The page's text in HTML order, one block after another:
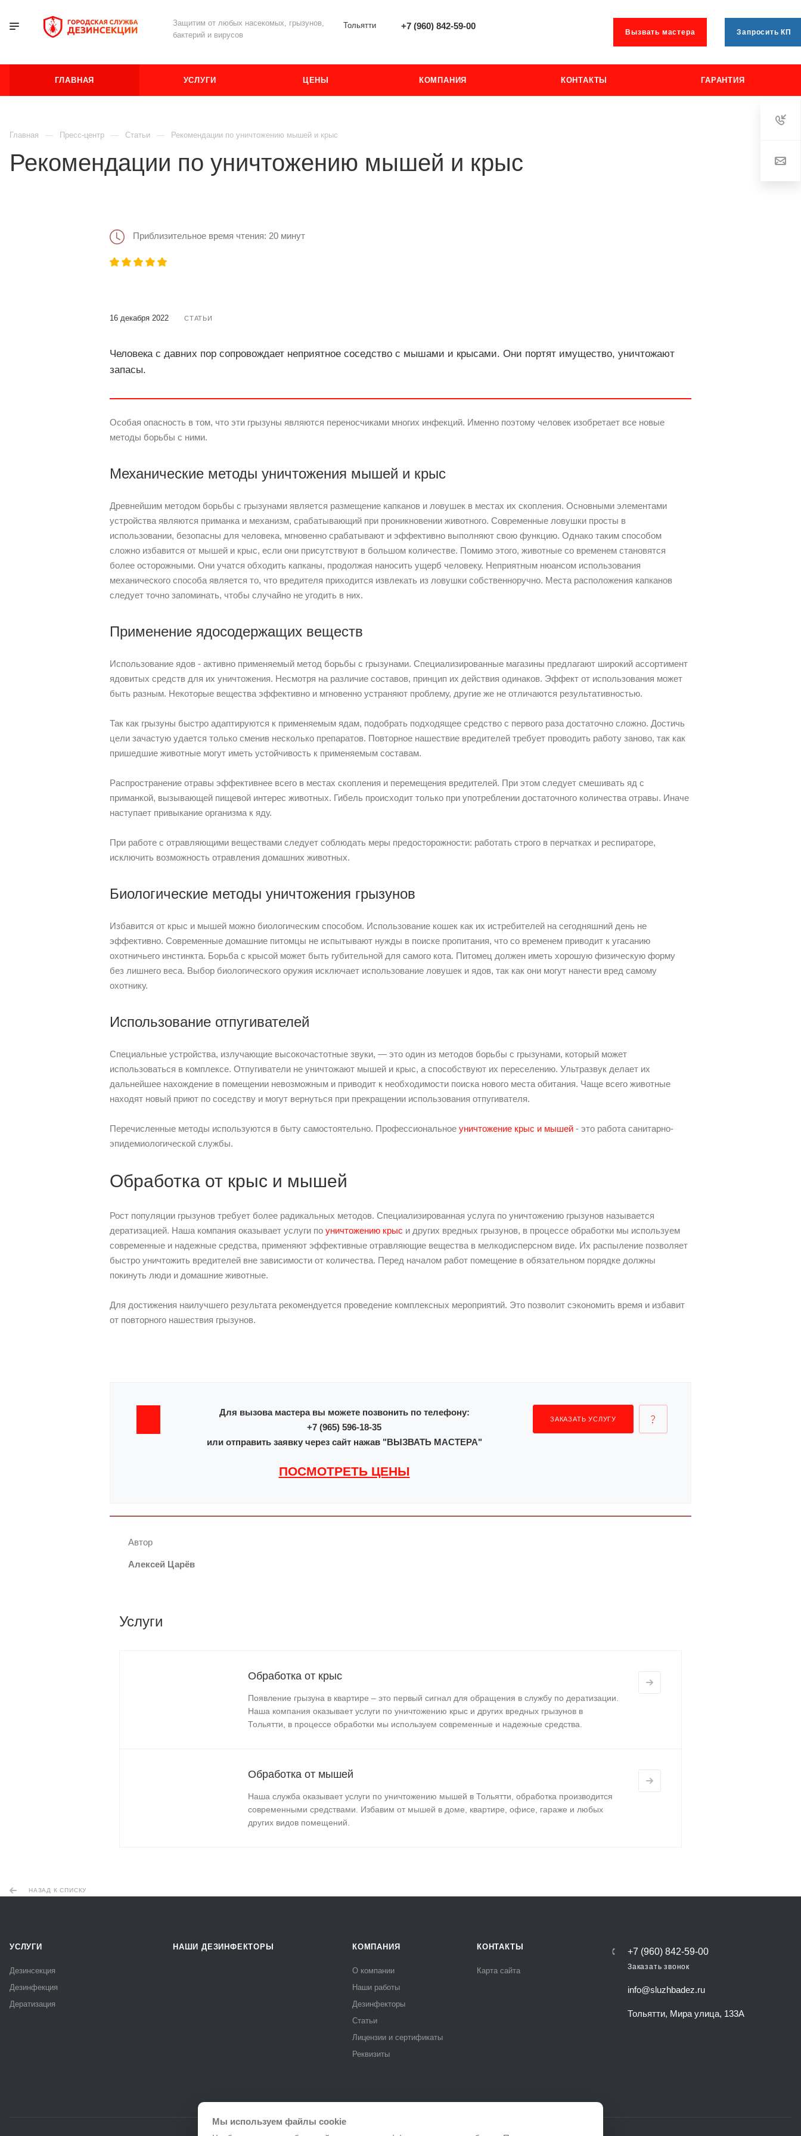
Защитим от любых насекомых, грызунов,
бактерий и вирусов
Тольятти +7 (960) 842-59-00
Вызвать мастера Запросить КП
ГЛАВНАЯ УСЛУГИ ЦЕНЫ КОМПАНИЯ КОНТАКТЫ ГАРАНТИЯ
Главная Пресс-центр Статьи Рекомендации по уничтожению мышей и крыс
Рекомендации по уничтожению мышей и крыс
Приблизительное время чтения: 20 минут
16 декабря 2022 СТАТЬИ
Человека с давних пор сопровождает неприятное соседство с мышами и крысами. Они портят имущество, уничтожают
запасы.
Особая опасность в том, что эти грызуны являются переносчиками многих инфекций. Именно поэтому человек изобретает все новые
методы борьбы с ними.
Механические методы уничтожения мышей и крыс
Древнейшим методом борьбы с грызунами является размещение капканов и ловушек в местах их скопления. Основными элементами
устройства являются приманка и механизм, срабатывающий при проникновении животного. Современные ловушки просты в
использовании, безопасны для человека, мгновенно срабатывают и эффективно выполняют свою функцию. Однако таким способом
сложно избавится от мышей и крыс, если они присутствуют в большом количестве. Помимо этого, животные со временем становятся
более осторожными. Они учатся обходить капканы, продолжая наносить ущерб человеку. Неприятным нюансом использования
механического способа является то, что вредителя приходится извлекать из ловушки собственноручно. Места расположения капканов
следует точно запоминать, чтобы случайно не угодить в них.
Применение ядосодержащих веществ
Использование ядов - активно применяемый метод борьбы с грызунами. Специализированные магазины предлагают широкий ассортимент
ядовитых средств для их уничтожения. Несмотря на различие составов, принцип их действия одинаков. Эффект от использования может
быть разным. Некоторые вещества эффективно и мгновенно устраняют проблему, другие же не отличаются результативностью.
Так как грызуны быстро адаптируются к применяемым ядам, подобрать подходящее средство с первого раза достаточно сложно. Достичь
цели зачастую удается только сменив несколько препаратов. Повторное нашествие вредителей требует проводить работу заново, так как
пришедшие животные могут иметь устойчивость к применяемым составам.
Распространение отравы эффективнее всего в местах скопления и перемещения вредителей. При этом следует смешивать яд с
приманкой, вызывающей пищевой интерес животных. Гибель происходит только при употреблении достаточного количества отравы. Иначе
наступает привыкание организма к яду.
При работе с отравляющими веществами следует соблюдать меры предосторожности: работать строго в перчатках и респираторе,
исключить возможность отравления домашних животных.
Биологические методы уничтожения грызунов
Избавится от крыс и мышей можно биологическим способом. Использование кошек как их истребителей на сегодняшний день не
эффективно. Современные домашние питомцы не испытывают нужды в поиске пропитания, что со временем приводит к угасанию
охотничьего инстинкта. Борьба с крысой может быть губительной для самого кота. Питомец должен иметь хорошую физическую форму
без лишнего веса. Выбор биологического оружия исключает использование ловушек и ядов, так как они могут нанести вред самому
охотнику.
Использование отпугивателей
Специальные устройства, излучающие высокочастотные звуки, — это один из методов борьбы с грызунами, который может
использоваться в комплексе. Отпугиватели не уничтожают мышей и крыс, а способствуют их переселению. Ультразвук делает их
дальнейшее нахождение в помещении невозможным и приводит к необходимости поиска нового места обитания. Чаще всего животные
находят новый приют по соседству и могут вернуться при прекращении использования отпугивателя.
Перечисленные методы используются в быту самостоятельно. Профессиональное уничтожение крыс и мышей - это работа санитарно-
эпидемиологической службы.
Обработка от крыс и мышей
Рост популяции грызунов требует более радикальных методов. Специализированная услуга по уничтожению грызунов называется
дератизацией. Наша компания оказывает услуги по уничтожению крыс и других вредных грызунов, в процессе обработки мы используем
современные и надежные средства, применяют эффективные отравляющие вещества в мелкодисперсном виде. Их распыление позволяет
быстро уничтожить вредителей вне зависимости от количества. Перед началом работ помещение в обязательном порядке должны
покинуть люди и домашние животные.
Для достижения наилучшего результата рекомендуется проведение комплексных мероприятий. Это позволит сэкономить время и избавит
от повторного нашествия грызунов.
Для вызова мастера вы можете позвонить по телефону:
+7 (965) 596-18-35
или отправить заявку через сайт нажав "ВЫЗВАТЬ МАСТЕРА"
ПОСМОТРЕТЬ ЦЕНЫ
ЗАКАЗАТЬ УСЛУГУ
Автор
Алексей Царёв
Услуги
Обработка от крыс
Появление грызуна в квартире – это первый сигнал для обращения в службу по дератизации.
Наша компания оказывает услуги по уничтожению крыс и других вредных грызунов в
Тольятти, в процессе обработки мы используем современные и надежные средства.
Обработка от мышей
Наша служба оказывает услуги по уничтожению мышей в Тольятти, обработка производится
современными средствами. Избавим от мышей в доме, квартире, офисе, гараже и любых
других видов помещений.
НАЗАД К СПИСКУ
УСЛУГИ
Дезинсекция
Дезинфекция
Дератизация
НАШИ ДЕЗИНФЕКТОРЫ КОМПАНИЯ
О компании
Наши работы
Дезинфекторы
Статьи
Лицензии и сертификаты
Реквизиты
КОНТАКТЫ
Карта сайта
+7 (960) 842-59-00
Заказать звонок
info@sluzhbadez.ru
Тольятти, Мира улица, 133А
Мы используем файлы cookie